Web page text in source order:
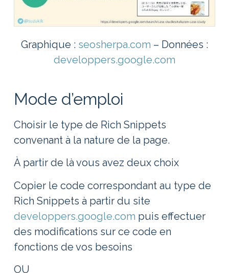
Graphique : seosherpa.com – Données :
developpers.google.com
Mode d’emploi
Choisir le type de Rich Snippets
convenant à la nature de la page.
À partir de là vous avez deux choix
Copier le code correspondant au type de
Rich Snippets à partir du site
developpers.google.com puis effectuer
des modifications sur ce code en
fonctions de vos besoins
OU